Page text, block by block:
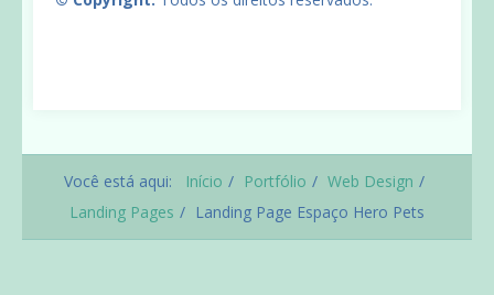
Você está aqui: Início Portfólio
Web Design
Landing Pages
Landing Page Espaço Hero Pets